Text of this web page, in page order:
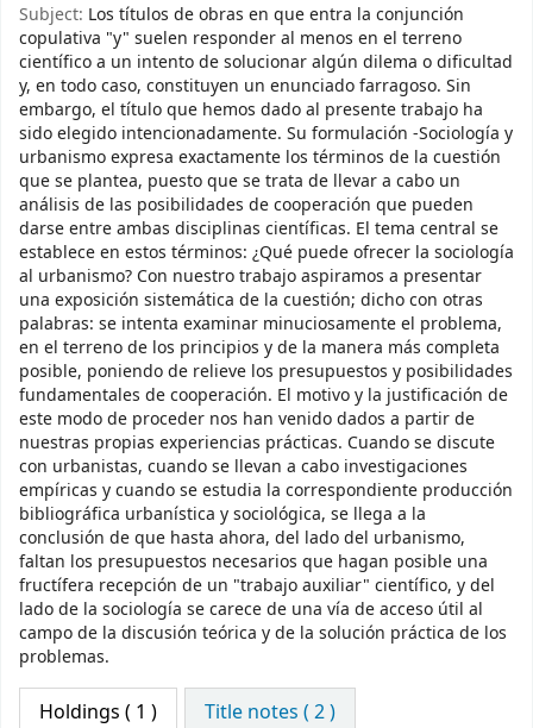
Subject: Los títulos de obras en que entra la conjunción
copulativa "y" suelen responder al menos en el terreno
científico a un intento de solucionar algún dilema o dificultad
y, en todo caso, constituyen un enunciado farragoso. Sin
embargo, el título que hemos dado al presente trabajo ha
sido elegido intencionadamente. Su formulación -Sociología y
urbanismo expresa exactamente los términos de la cuestión
que se plantea, puesto que se trata de llevar a cabo un
análisis de las posibilidades de cooperación que pueden
darse entre ambas disciplinas científicas. El tema central se
establece en estos términos: ¿Qué puede ofrecer la sociología
al urbanismo? Con nuestro trabajo aspiramos a presentar
una exposición sistemática de la cuestión; dicho con otras
palabras: se intenta examinar minuciosamente el problema,
en el terreno de los principios y de la manera más completa
posible, poniendo de relieve los presupuestos y posibilidades
fundamentales de cooperación. El motivo y la justificación de
este modo de proceder nos han venido dados a partir de
nuestras propias experiencias prácticas. Cuando se discute
con urbanistas, cuando se llevan a cabo investigaciones
empíricas y cuando se estudia la correspondiente producción
bibliográfica urbanística y sociológica, se llega a la
conclusión de que hasta ahora, del lado del urbanismo,
faltan los presupuestos necesarios que hagan posible una
fructífera recepción de un "trabajo auxiliar" científico, y del
lado de la sociología se carece de una vía de acceso útil al
campo de la discusión teórica y de la solución práctica de los
problemas.
Holdings ( 1 )
Title notes ( 2 )